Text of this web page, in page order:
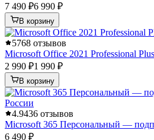
7 490 ₽6 990 ₽
В корзину
5768 отзывов
Microsoft Office 2021 Professional
2 990 ₽1 990 ₽
В корзину
4.9436 отзывов
Microsoft 365 Персональный —
6 490 ₽